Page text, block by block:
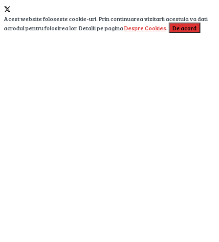
Acest website foloseste cookie-uri. Prin continuarea vizitarii acestuia va dati
acrodul pentru folosirea lor. Detalii pe paginaDespre Cookies. De acord